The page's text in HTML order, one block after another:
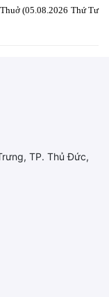
(05.08.2026 Thứ Tư
TP. Thủ Đức,